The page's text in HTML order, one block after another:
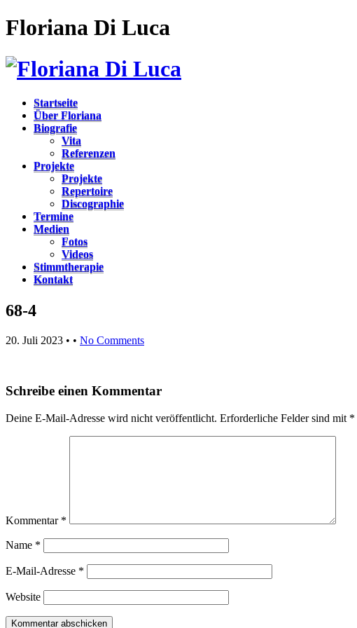
Floriana Di Luca
Startseite
Über Floriana
Biografie
Vita
Referenzen
Projekte
Projekte
Repertoire
Discographie
Termine
Medien
Fotos
Videos
Stimmtherapie
Kontakt
68-4
20. Juli 2023 • • No Comments
Schreibe einen Kommentar
Deine E-Mail-Adresse wird nicht veröffentlicht. Erforderliche Felder sind mit *
Kommentar *
Name *
E-Mail-Adresse *
Website